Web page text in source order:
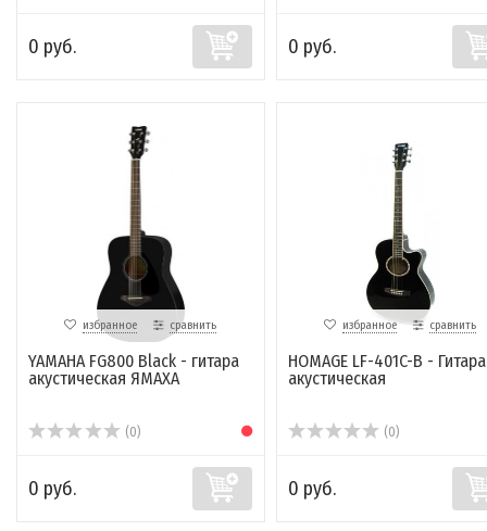
0 руб. 0 руб.
избранное сравнить
YAMAHA FG800 Black - гитара
акустическая ЯМАХА
(0)
0 руб.
избранное сравнить
HOMAGE LF-401C-B - Гитара
акустическая
(0)
0 руб.